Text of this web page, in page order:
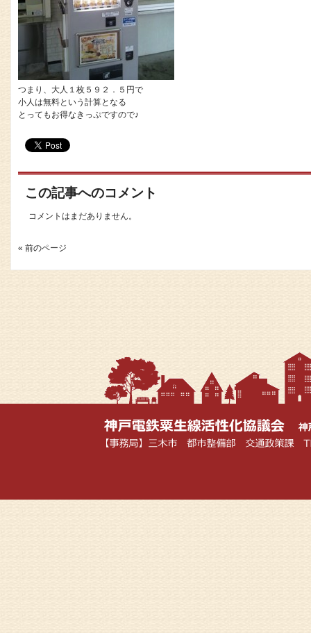
つまり、大人１枚５９２．５円で
小人は無料という計算となる
とってもお得なきっぷですので♪
この記事へのコメント
コメントはまだありません。
« 前のページ